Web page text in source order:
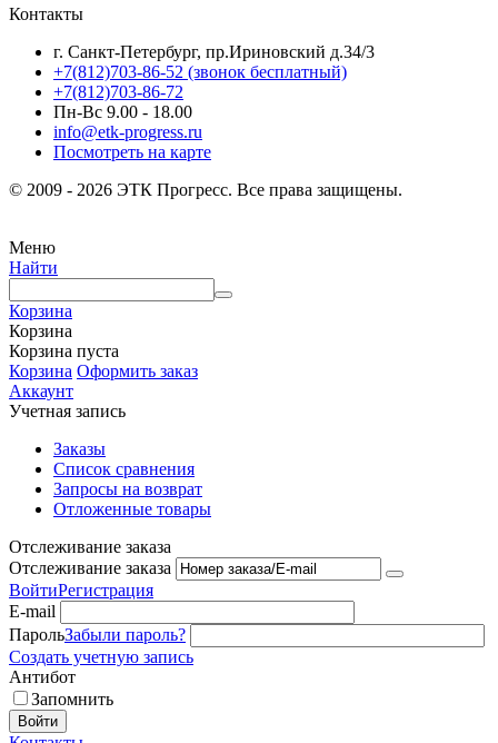
Контакты
г. Санкт-Петербург, пр.Ириновский д.34/3
+7(812)703-86-52 (звонок бесплатный)
+7(812)703-86-72
Пн-Вс 9.00 - 18.00
info@etk-progress.ru
Посмотреть на карте
© 2009 - 2026 ЭТК Прогресс. Все права защищены.
Меню
Найти
Корзина
Корзина
Корзина пуста
Корзина Оформить заказ
Аккаунт
Учетная запись
Заказы
Список сравнения
Запросы на возврат
Отложенные товары
Отслеживание заказа
Отслеживание заказа
ВойтиРегистрация
E-mail
ПарольЗабыли пароль?
Создать учетную запись
Антибот
Запомнить
Войти